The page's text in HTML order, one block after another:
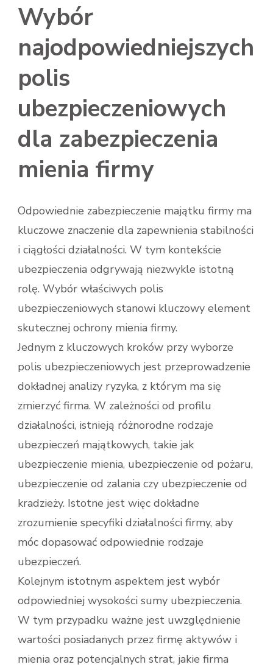
Wybór
najodpowiedniejszych
polis
ubezpieczeniowych
dla zabezpieczenia
mienia firmy
Odpowiednie zabezpieczenie majątku firmy ma
kluczowe znaczenie dla zapewnienia stabilności
i ciągłości działalności. W tym kontekście
ubezpieczenia odgrywają niezwykle istotną
rolę. Wybór właściwych polis
ubezpieczeniowych stanowi kluczowy element
skutecznej ochrony mienia firmy.
Jednym z kluczowych kroków przy wyborze
polis ubezpieczeniowych jest przeprowadzenie
dokładnej analizy ryzyka, z którym ma się
zmierzyć firma. W zależności od profilu
działalności, istnieją różnorodne rodzaje
ubezpieczeń majątkowych, takie jak
ubezpieczenie mienia, ubezpieczenie od pożaru,
ubezpieczenie od zalania czy ubezpieczenie od
kradzieży. Istotne jest więc dokładne
zrozumienie specyfiki działalności firmy, aby
móc dopasować odpowiednie rodzaje
ubezpieczeń.
Kolejnym istotnym aspektem jest wybór
odpowiedniej wysokości sumy ubezpieczenia.
W tym przypadku ważne jest uwzględnienie
wartości posiadanych przez firmę aktywów i
mienia oraz potencjalnych strat, jakie firma